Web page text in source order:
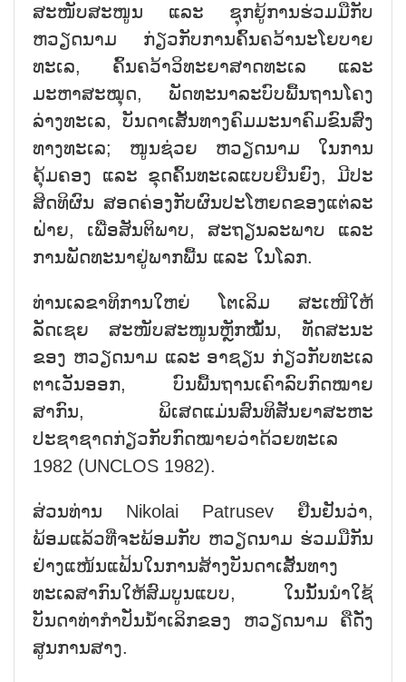
ສະໜັບສະໜູນ ແລະ ຊຸກຍູ້ການຮ່ວມມືກັບ
ຫວຽດນາມ ກ່ຽວກັບການຄົ້ນຄວ້ານະໂຍບາຍ
ທະເລ, ຄົ້ນຄວ້າວິທະຍາສາດທະເລ ແລະ
ມະຫາສະໝຸດ, ພັດທະນາລະບົບພື້ນຖານໂຄງ
ລ່າງທະເລ, ບັນດາເສັ້ນທາງຄົມມະນາຄົມຂົນສົ່ງ
ທາງທະເລ; ໜູນຊ່ວຍ ຫວຽດນາມ ໃນການ
ຄຸ້ມຄອງ ແລະ ຂຸດຄົ້ນທະເລແບບຍືນຍົງ, ມີປະ
ສິດທິຜົນ ສອດຄ່ອງກັບຜົນປະໂຫຍດຂອງແຕ່ລະ
ຝ່າຍ, ເພື່ອສັນຕິພາບ, ສະຖຽນລະພາບ ແລະ
ການພັດທະນາຢູ່ພາກພື້ນ ແລະ ໃນໂລກ.
ທ່ານເລຂາທິການໃຫຍ່ ໂຕເລິມ ສະເໜີໃຫ້
ລັດເຊຍ ສະໜັບສະໜູນຫຼັກໝັ້ນ, ທັດສະນະ
ຂອງ ຫວຽດນາມ ແລະ ອາຊຽນ ກ່ຽວກັບທະເລ
ຕາເວັນອອກ, ບົນພື້ນຖານເຄົາລົບກົດໝາຍ
ສາກົນ, ພິເສດແມ່ນສົນທິສັນຍາສະຫະ
ປະຊາຊາດກ່ຽວກັບກົດໝາຍວ່າດ້ວຍທະເລ
1982 (UNCLOS 1982).
ສ່ວນທ່ານ Nikolai Patrusev ຢືນຢັນວ່າ,
ພ້ອມແລ້ວທີ່ຈະພ້ອມກັບ ຫວຽດນາມ ຮ່ວມມືກັນ
ຢ່າງແໜ້ນແຟ້ນໃນການສ້າງບັນດາເສັ້ນທາງ
ທະເລສາກົນໃຫ້ສົມບູນແບບ, ໃນນັ້ນນຳໃຊ້
ບັນດາທ່າກຳປັ່ນນ້ຳເລິກຂອງ ຫວຽດນາມ ຄືດັ່ງ
ສູນການສາງ.